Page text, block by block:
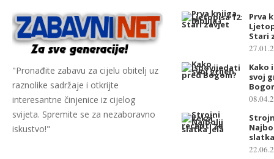
"Pronađite zabavu za cijelu obitelj uz
raznolike sadržaje i otkrijte
interesantne činjenice iz cijelog
svijeta. Spremite se za nezaboravno
iskustvo!"
Prva
Stari
Kako
svoj